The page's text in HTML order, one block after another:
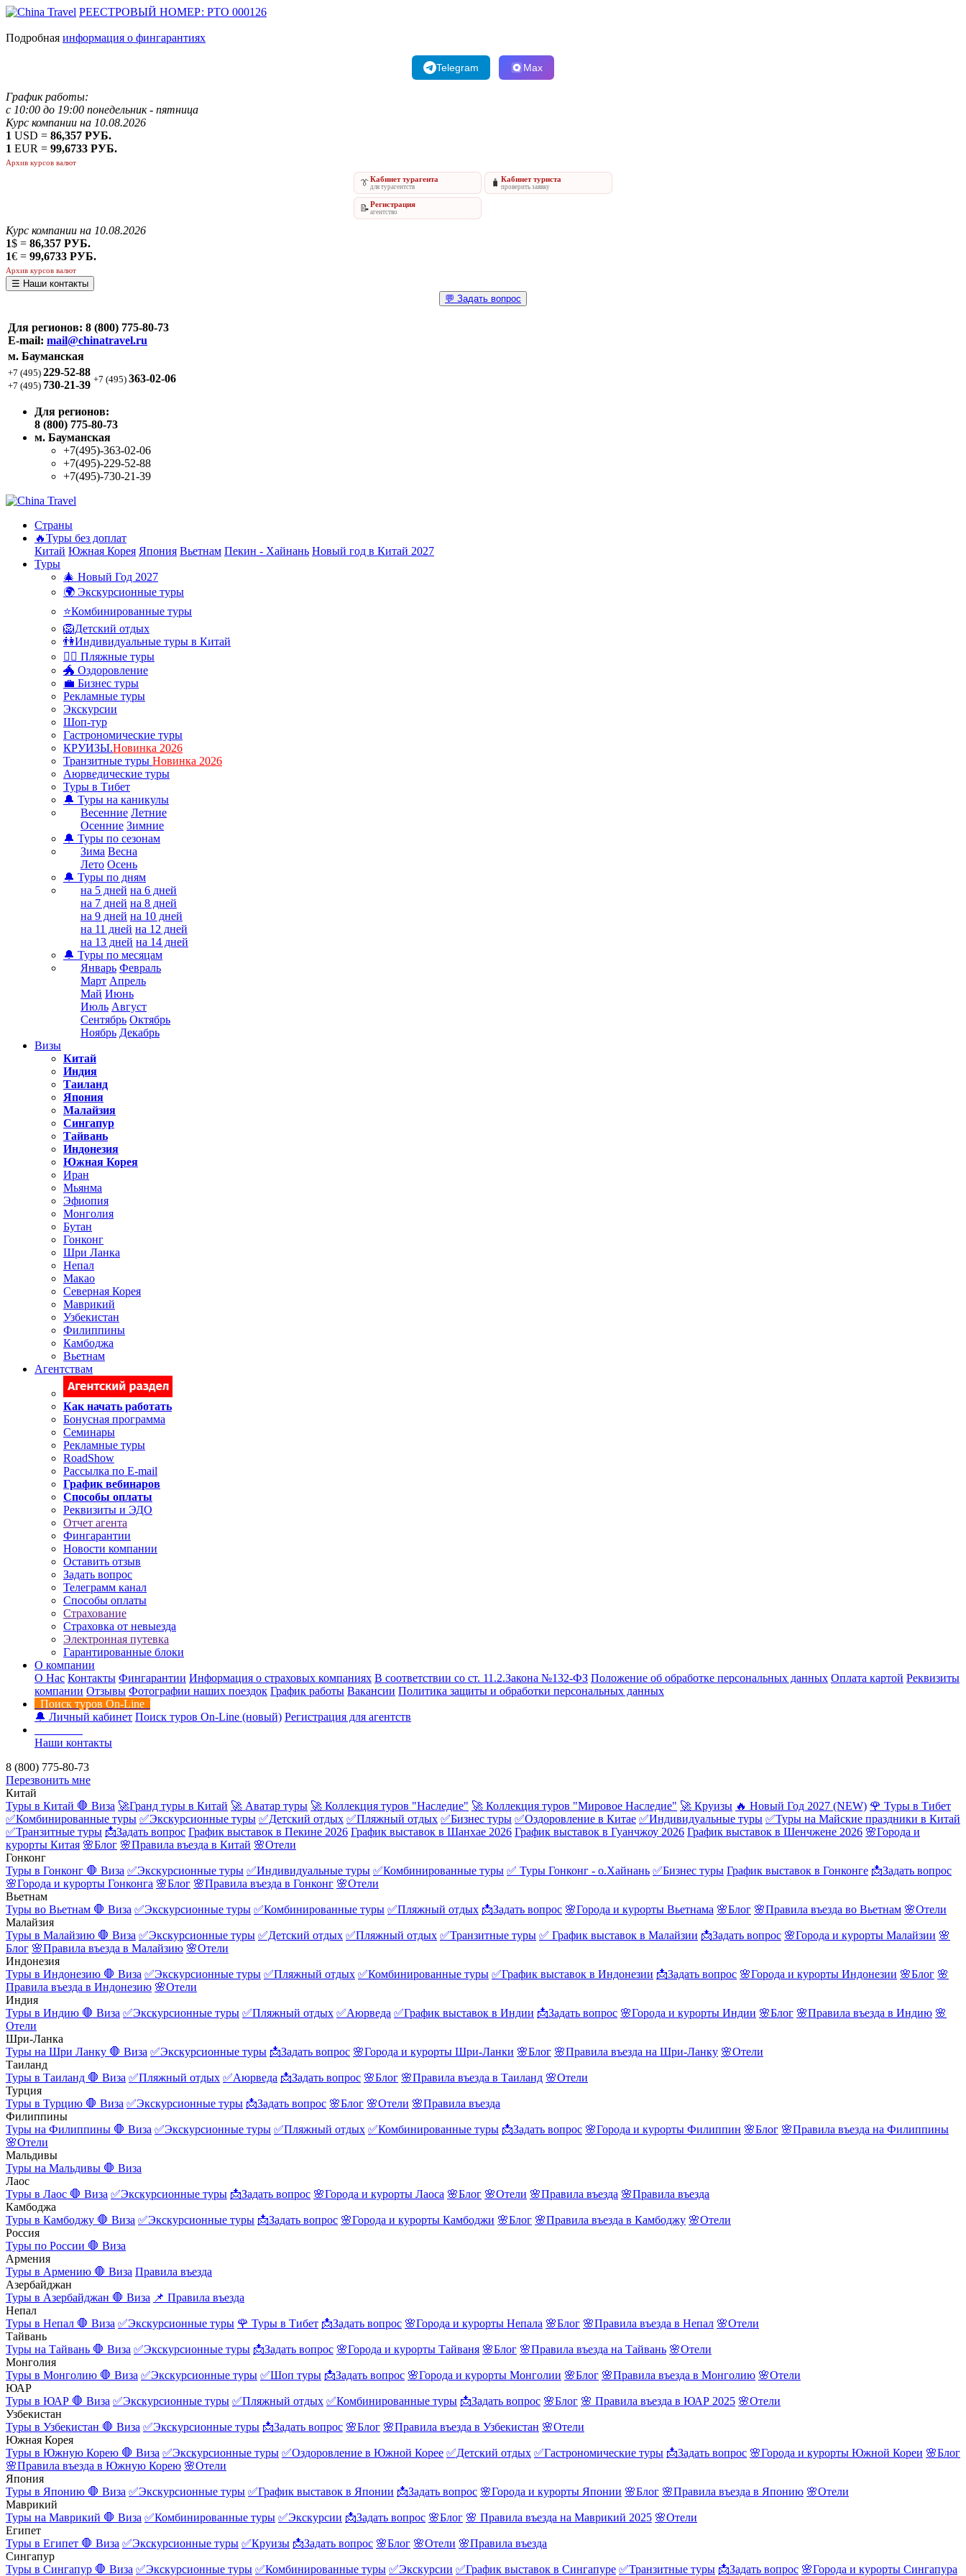
РЕЕСТРОВЫЙ НОМЕР: РТО 000126
Подробная информация о фингарантиях
Telegram Max
График работы:
с 10:00 до 19:00 понедельник - пятница
Курс компании на 10.08.2026
1 USD = 86,357 РУБ.
1 EUR = 99,6733 РУБ.
Архив курсов валют
👔Кабинет турагента
для турагентств 🧳 Кабинет туриста
проверить заявку
📝Регистрация
агентство
Курс компании на 10.08.2026
1$ = 86,357 РУБ.
1€ = 99,6733 РУБ.
Архив курсов валют
☰ Наши контакты
💬 Задать вопрос
Для регионов: 8 (800) 775-80-73
E-mail: mail@chinatravel.ru
м. Бауманская
+7 (495) 229-52-88
+7 (495) 730-21-39 +7 (495) 363-02-06
Для регионов:
8 (800) 775-80-73
м. Бауманская
+7(495)-363-02-06
+7(495)-229-52-88
+7(495)-730-21-39
Страны
🔥Туры без доплат
Китай Южная Корея Япония Вьетнам Пекин - Хайнань Новый год в Китай 2027
Туры
🎄 Новый Год 2027
🌍 Экскурсионные туры
⭐Комбинированные туры
🦁Детский отдых
👫Индивидуальные туры в Китай
🏊‍♂ Пляжные туры
🐲 Оздоровление
💼 Бизнес туры
Рекламные туры
Экскурсии
Шоп-тур
Гастрономические туры
КРУИЗЫ.Новинка 2026
Транзитные туры Новинка 2026
Аюрведические туры
Туры в Тибет
🔔 Туры на каникулы
Весенние Летние
Осенние Зимние
🔔 Туры по сезонам
Зима Весна
Лето Осень
🔔 Туры по дням
на 5 дней на 6 дней
на 7 дней на 8 дней
на 9 дней на 10 дней
на 11 дней на 12 дней
на 13 дней на 14 дней
🔔 Туры по месяцам
Январь Февраль
Март Апрель
Май Июнь
Июль Август
Сентябрь Октябрь
Ноябрь Декабрь
Визы
Китай
Индия
Таиланд
Япония
Малайзия
Сингапур
Тайвань
Индонезия
Южная Корея
Иран
Мьянма
Эфиопия
Монголия
Бутан
Гонконг
Шри Ланка
Непал
Макао
Северная Корея
Маврикий
Узбекистан
Филиппины
Камбоджа
Вьетнам
Агентствам
Как начать работать
Бонусная программа
Семинары
Рекламные туры
RoadShow
Рассылка по E-mail
График вебинаров
Способы оплаты
Реквизиты и ЭДО
Отчет агента
Фингарантии
Новости компании
Оставить отзыв
Задать вопрос
Телеграмм канал
Способы оплаты
Страхование
Страховка от невыезда
Электронная путевка
Гарантированные блоки
О компании
О Нас Контакты Фингарантии Информация о страховых компаниях В соответствии со ст. 11.2.Закона №132-ФЗ Положение об обработке персональных данных Оплата картой Реквизиты
компании Отзывы Фотографии наших поездок График работы Вакансии Политика защиты и обработки персональных данных
Поиск туров On-Line
🔔 Личный кабинет Поиск туров On-Line (новый) Регистрация для агентств
Наши контакты
8 (800) 775-80-73
Перезвонить мне
Китай
Туры в Китай 🛑 Виза 🚀Гранд туры в Китай 🚀 Аватар туры 🚀 Коллекция туров "Наследие" 🚀 Коллекция туров "Мировое Наследие" 🚀 Круизы 🔥 Новый Год 2027 (NEW) 🌹 Туры в Тибет
✅Комбинированные туры ✅Экскурсионные туры ✅Детский отдых ✅Пляжный отдых ✅Бизнес туры ✅Оздоровление в Китае ✅Индивидуальные туры ✅Туры на Майские праздники в Китай
✅Транзитные туры 📩Задать вопрос График выставок в Пекине 2026 График выставок в Шанхае 2026 График выставок в Гуанчжоу 2026 График выставок в Шенчжене 2026 🌸Города и
курорты Китая 🌸Блог 🌸Правила въезда в Китай 🌸Отели
Гонконг
Туры в Гонконг 🛑 Виза ✅Экскурсионные туры ✅Индивидуальные туры ✅Комбинированные туры ✅ Туры Гонконг - о.Хайнань ✅Бизнес туры График выставок в Гонконге 📩Задать вопрос
🌸Города и курорты Гонконга 🌸Блог 🌸Правила въезда в Гонконг 🌸Отели
Вьетнам
Туры во Вьетнам 🛑 Виза ✅Экскурсионные туры ✅Комбинированные туры ✅Пляжный отдых 📩Задать вопрос 🌸Города и курорты Вьетнама 🌸Блог 🌸Правила въезда во Вьетнам 🌸Отели
Малайзия
Туры в Малайзию 🛑 Виза ✅Экскурсионные туры ✅Детский отдых ✅Пляжный отдых ✅Транзитные туры ✅ График выставок в Малайзии 📩Задать вопрос 🌸Города и курорты Малайзии 🌸
Блог 🌸Правила въезда в Малайзию 🌸Отели
Индонезия
Туры в Индонезию 🛑 Виза ✅Экскурсионные туры ✅Пляжный отдых ✅Комбинированные туры ✅График выставок в Индонезии 📩Задать вопрос 🌸Города и курорты Индонезии 🌸Блог 🌸
Правила въезда в Индонезию 🌸Отели
Индия
Туры в Индию 🛑 Виза ✅Экскурсионные туры ✅Пляжный отдых ✅Аюрведа ✅График выставок в Индии 📩Задать вопрос 🌸Города и курорты Индии 🌸Блог 🌸Правила въезда в Индию 🌸
Отели
Шри-Ланка
Туры на Шри Ланку 🛑 Виза ✅Экскурсионные туры 📩Задать вопрос 🌸Города и курорты Шри-Ланки 🌸Блог 🌸Правила въезда на Шри-Ланку 🌸Отели
Таиланд
Туры в Таиланд 🛑 Виза ✅Пляжный отдых ✅Аюрведа 📩Задать вопрос 🌸Блог 🌸Правила въезда в Таиланд 🌸Отели
Турция
Туры в Турцию 🛑 Виза ✅Экскурсионные туры 📩Задать вопрос 🌸Блог 🌸Отели 🌸Правила въезда
Филиппины
Туры на Филиппины 🛑 Виза ✅Экскурсионные туры ✅Пляжный отдых ✅Комбинированные туры 📩Задать вопрос 🌸Города и курорты Филиппин 🌸Блог 🌸Правила въезда на Филиппины
🌸Отели
Мальдивы
Туры на Мальдивы 🛑 Виза
Лаос
Туры в Лаос 🛑 Виза ✅Экскурсионные туры 📩Задать вопрос 🌸Города и курорты Лаоса 🌸Блог 🌸Отели 🌸Правила въезда 🌸Правила въезда
Камбоджа
Туры в Камбоджу 🛑 Виза ✅Экскурсионные туры 📩Задать вопрос 🌸Города и курорты Камбоджи 🌸Блог 🌸Правила въезда в Камбоджу 🌸Отели
Россия
Туры по России 🛑 Виза
Армения
Туры в Армению 🛑 Виза Правила въезда
Азербайджан
Туры в Азербайджан 🛑 Виза 📌 Правила въезда
Непал
Туры в Непал 🛑 Виза ✅Экскурсионные туры 🌹 Туры в Тибет 📩Задать вопрос 🌸Города и курорты Непала 🌸Блог 🌸Правила въезда в Непал 🌸Отели
Тайвань
Туры на Тайвань 🛑 Виза ✅Экскурсионные туры 📩Задать вопрос 🌸Города и курорты Тайваня 🌸Блог 🌸Правила въезда на Тайвань 🌸Отели
Монголия
Туры в Монголию 🛑 Виза ✅Экскурсионные туры ✅Шоп туры 📩Задать вопрос 🌸Города и курорты Монголии 🌸Блог 🌸Правила въезда в Монголию 🌸Отели
ЮАР
Туры в ЮАР 🛑 Виза ✅Экскурсионные туры ✅Пляжный отдых ✅Комбинированные туры 📩Задать вопрос 🌸Блог 🌸 Правила въезда в ЮАР 2025 🌸Отели
Узбекистан
Туры в Узбекистан 🛑 Виза ✅Экскурсионные туры 📩Задать вопрос 🌸Блог 🌸Правила въезда в Узбекистан 🌸Отели
Южная Корея
Туры в Южную Корею 🛑 Виза ✅Экскурсионные туры ✅Оздоровление в Южной Корее ✅Детский отдых ✅Гастрономические туры 📩Задать вопрос 🌸Города и курорты Южной Кореи 🌸Блог
🌸Правила въезда в Южную Корею 🌸Отели
Япония
Туры в Японию 🛑 Виза ✅Экскурсионные туры ✅График выставок в Японии 📩Задать вопрос 🌸Города и курорты Японии 🌸Блог 🌸Правила въезда в Японию 🌸Отели
Маврикий
Туры на Маврикий 🛑 Виза ✅Комбинированные туры ✅Экскурсии 📩Задать вопрос 🌸Блог 🌸 Правила въезда на Маврикий 2025 🌸Отели
Египет
Туры в Египет 🛑 Виза ✅Экскурсионные туры ✅Круизы 📩Задать вопрос 🌸Блог 🌸Отели 🌸Правила въезда
Сингапур
Туры в Сингапур 🛑 Виза ✅Экскурсионные туры ✅Комбинированные туры ✅Экскурсии ✅График выставок в Сингапуре ✅Транзитные туры 📩Задать вопрос 🌸Города и курорты Сингапура